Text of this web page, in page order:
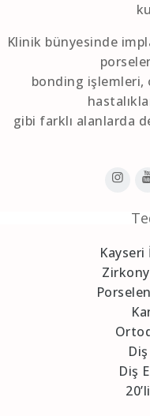
Klinik bünyesinde
bonding
gibi farklı alanlarda
Diş